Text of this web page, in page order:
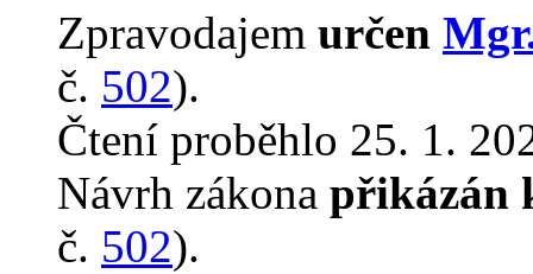
Zpravodajem určen
č. 502).
Čtení proběhlo 25. 1.
Návrh zákona přikázán
č. 502).